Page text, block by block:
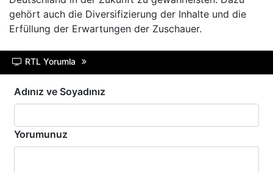
gehört auch die Diversifizierung der Inhalte und die
Erfüllung der Erwartungen der Zuschauer.
RTL Yorumla
Adınız ve Soyadınız
Yorumunuz